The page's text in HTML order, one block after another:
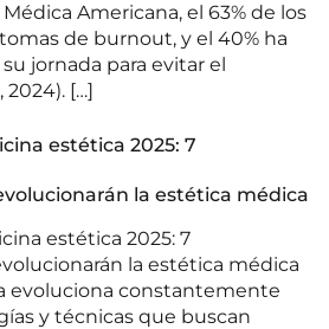
Americana, el 63% de los
de burnout, y el 40% ha
jornada para evitar el
[…]
estética 2025: 7
la estética médica
estética 2025: 7
la estética médica
evoluciona constantemente
y técnicas que buscan